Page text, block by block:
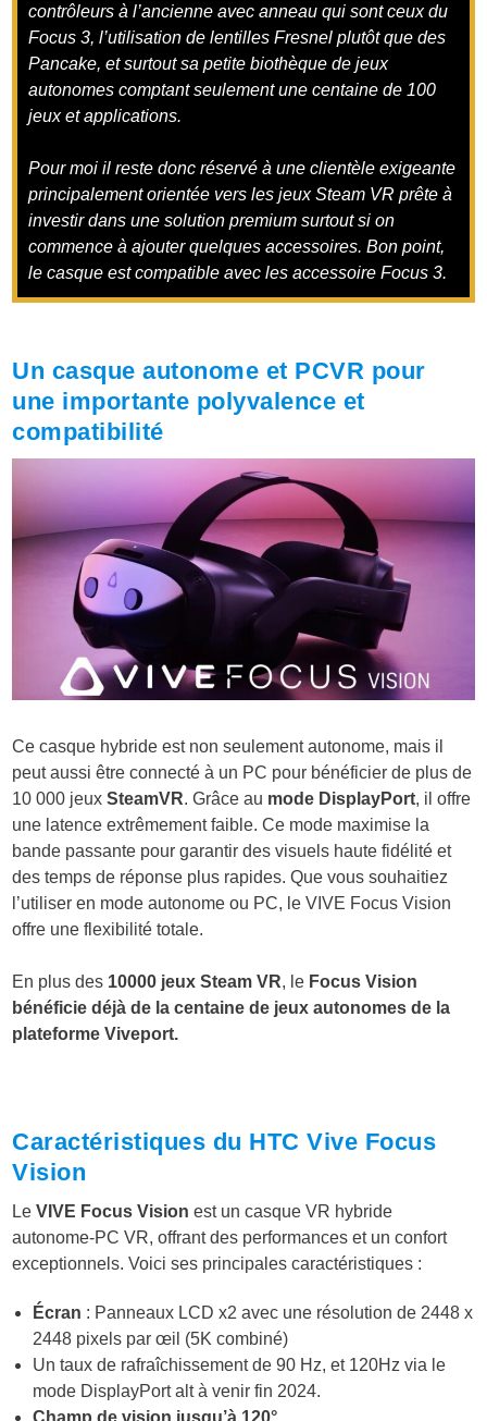
contrôleurs à l’ancienne avec anneau qui sont ceux du
Focus 3, l’utilisation de lentilles Fresnel plutôt que des
Pancake, et surtout sa petite biothèque de jeux
autonomes comptant seulement une centaine de 100
jeux et applications.
Pour moi il reste doncréservé à une clientèle exigeante
principalement orientée vers les jeux Steam VR prête à
investir dans une solution premium surtout si on
commence à ajouter quelques accessoires. Bon point,
le casque est compatible avec les accessoire Focus 3.
Un casque autonome et PCVR pour
une importante polyvalence et
compatibilité
Ce casque hybride est non seulement autonome, mais il
peut aussi être connecté à un PC pour bénéficier de plus de
10 000 jeuxSteamVR. Grâce au mode DisplayPort, il offre
une latence extrêmement faible. Ce mode maximise la
bande passante pour garantir des visuels haute fidélité et
des temps de réponse plus rapides. Que vous souhaitiez
l’utiliser en mode autonome ou PC, le VIVE Focus Vision
offre une flexibilité totale.
En plus des 10000 jeux Steam VR, le Focus Vision
bénéficie déjà de la centaine de jeux autonomes de la
plateforme Viveport.
Caractéristiques du HTC Vive Focus
Vision
LeVIVE Focus Vision est un casque VR hybride
autonome-PC VR, offrant des performances et un confort
exceptionnels. Voici ses principales caractéristiques :
Écran : Panneaux LCD x2 avec une résolution de 2448 x
2448 pixels par œil (5K combiné)
Un taux de rafraîchissement de 90 Hz, et 120Hz via le
mode DisplayPort alt à venir fin 2024.